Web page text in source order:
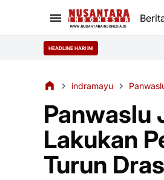
HEADLINE HARI INI
indramayu
Panwaslu
Lakukan
Turun